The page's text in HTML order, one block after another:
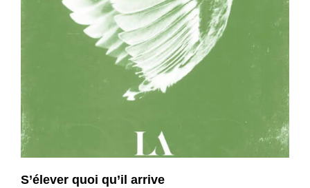
S’élever quoi qu’il arrive